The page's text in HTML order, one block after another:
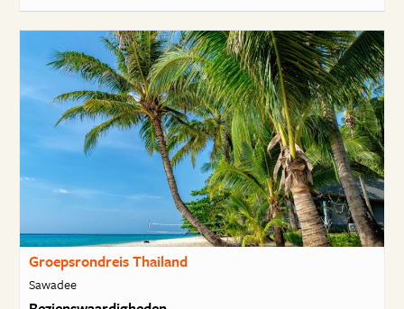
Groepsrondreis Thailand
Sawadee